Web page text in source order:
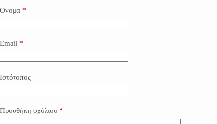
Όνομα *
Email *
Ιστότοπος
Προσθήκη σχόλιου *